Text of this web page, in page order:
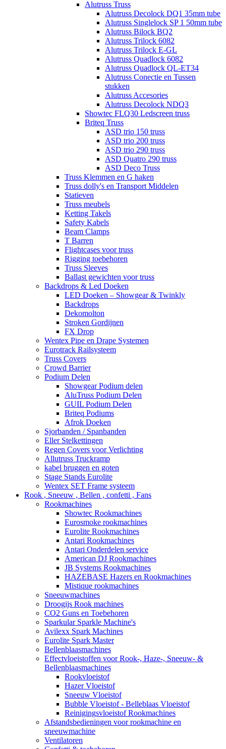
Alutruss Truss
Alutruss Decolock DQ1 35mm tube
Alutruss Singlelock SP 1 50mm tube
Alutruss Bilock BQ2
Alutruss Trilock 6082
Alutruss Trilock E-GL
Alutruss Quadlock 6082
Alutruss Quadlock QL-ET34
Alutruss Conectie en Tussen
stukken
Alutruss Accesories
Alutruss Decolock NDQ3
Showtec FLQ30 Ledscreen truss
Briteq Truss
ASD trio 150 truss
ASD trio 200 truss
ASD trio 290 truss
ASD Quatro 290 truss
ASD Deco Truss
Truss Klemmen en G haken
Truss dolly's en Transport Middelen
Statieven
Truss meubels
Ketting Takels
Safety Kabels
Beam Clamps
T Barren
Flightcases voor truss
Rigging toebehoren
Truss Sleeves
Ballast gewichten voor truss
Backdrops & Led Doeken
LED Doeken – Showgear & Twinkly
Backdrops
Dekomolton
Stroken Gordijnen
FX Drop
Wentex Pipe en Drape Systemen
Eurotrack Railsysteem
Truss Covers
Crowd Barrier
Podium Delen
Showgear Podium delen
AluTruss Podium Delen
GUIL Podium Delen
Briteq Podiums
Afrok Doeken
Sjorbanden / Spanbanden
Eller Stelkettingen
Regen Covers voor Verlichting
Allutruss Truckramp
kabel bruggen en goten
Stage Stands Eurolite
Wentex SET Frame systeem
Rook , Sneeuw , Bellen , confetti , Fans
Rookmachines
Showtec Rookmachines
Eurosmoke rookmachines
Eurolite Rookmachines
Antari Rookmachines
Antari Onderdelen service
American DJ Rookmachines
JB Systems Rookmachines
HAZEBASE Hazers en Rookmachines
Mistique rookmachines
Sneeuwmachines
Droogijs Rook machines
CO2 Guns en Toebehoren
Sparkular Sparkle Machine's
Avilexx Spark Machines
Eurolite Spark Master
Bellenblaasmachines
Effectvloeistoffen voor Rook-, Haze-, Sneeuw- &
Bellenblaasmachines
Rookvloeistof
Hazer Vloeistof
Sneeuw Vloeistof
Bubble Vloeistof - Belleblaas Vloeistof
Reinigingsvloeistof Rookmachines
Afstandsbedieningen voor rookmachine en
sneeuwmachine
Ventilatoren